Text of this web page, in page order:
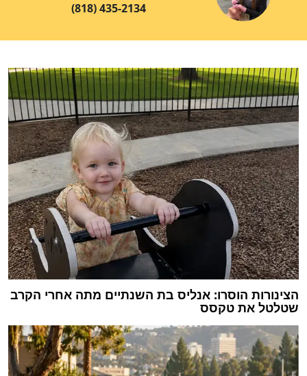
(818) 435-2134
הצינורות הוסרו: אנליס בת השנתיים מתה אחרי הקרב
שטלטל את טקסס